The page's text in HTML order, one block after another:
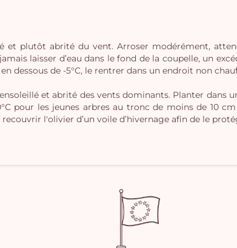
et plutôt abrité du vent. Arroser modérément,
laisser d’eau dans le fond de la coupelle, un
dessous de -5°C, le rentrer dans un endroit non
et abrité des vents dominants. Planter dans
pour les jeunes arbres au tronc de moins de 10
recouvrir l'olivier d’un voile d’hivernage afin de le